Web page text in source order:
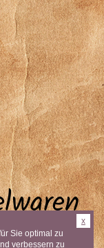
Sie optimal zu
verbessern zu
x